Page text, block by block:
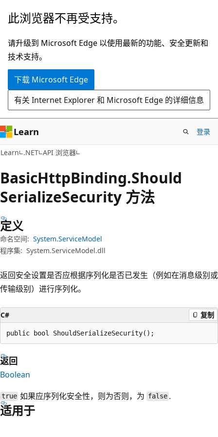
跳
主
要
内
跳
页
内
导
此浏览器不再受支持。
请升级到 Microsoft Edge 以使用最新的功能、安全更新和
技术支持。
下载 Microsoft Edge
有关 Internet Explorer 和 Microsoft Edge 的详细信息
Learn 登录
Learn .NET API 浏览器
BasicHttpBinding.Should
SerializeSecurity 方法
定义
命名空间: System.ServiceModel
程序集: System.ServiceModel.dll
返回安全设置是否应根据序列化是否已发生（例如在消息级别或
传输级别）进行序列化。
C# 复制
public bool ShouldSerializeSecurity();
返回
Boolean
true 如果应序列化安全性，则为否则，为 false.
适用于